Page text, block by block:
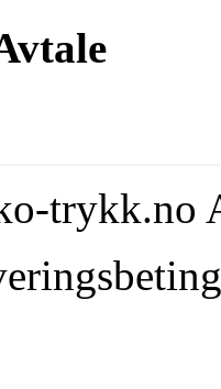
å regne,
øko-
kan
trykk.no